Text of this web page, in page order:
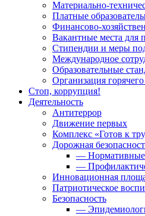
Материально-
Платные
Финансово-
Вакантные места для
Стипендии и меры
Международное
Образовательные
Организация
Стоп, коррупция!
Деятельность
Антитеррор
Движение первых
Комплекс «Готов к
Дорожная
— Нормативные
—
Инновационная
Патриотическое
Безопасность
—